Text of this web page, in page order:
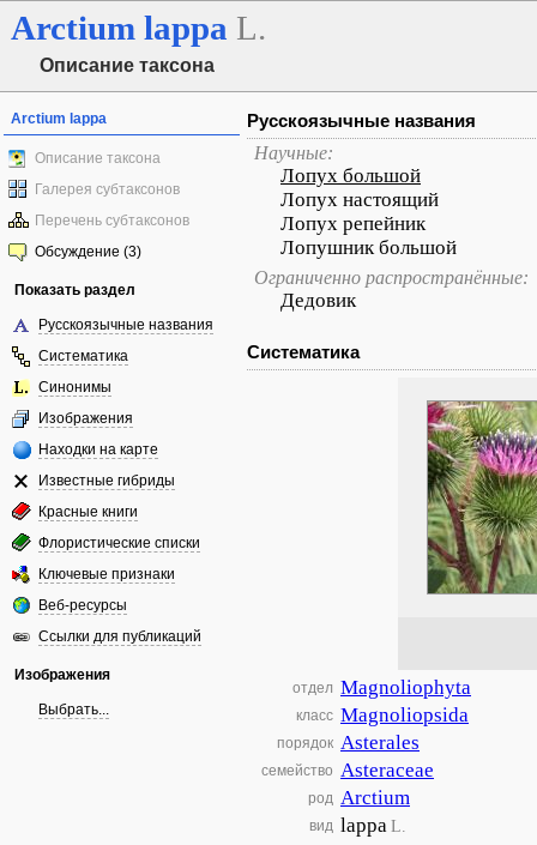
Arctium lappa L.
Описание таксона
Arctium lappa
Описание таксона
Галерея субтаксонов
Перечень субтаксонов
Обсуждение (3)
Показать раздел
Русскоязычные названия
Систематика
Синонимы
Изображения
Находки на карте
Известные гибриды
Красные книги
Флористические списки
Ключевые признаки
Веб-ресурсы
Ссылки для публикаций
Изображения
Выбрать...
Русскоязычные названия
Научные:
Лопух большой
Лопух настоящий
Лопух репейник
Лопушник большой
Ограниченно распространённые:
Дедовик
Систематика
отдел Magnoliophyta
класс Magnoliopsida
порядок Asterales
семейство Asteraceae
род Arctium
вид lappaL.